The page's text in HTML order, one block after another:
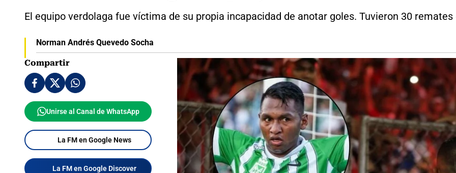
El equipo verdolaga fue víctima de su propia incapacidad de anotar goles. Tuvieron 30
Norman Andrés Quevedo Socha
Compartir
Unirse al Canal de WhatsApp
La FM en Google News
La FM en Google Discover